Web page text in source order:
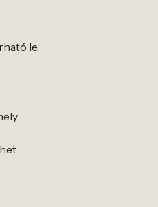
le.